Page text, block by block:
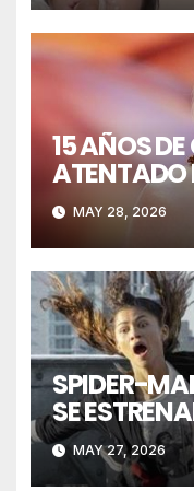
15 AÑOS DE
ATENTADO
TAYLOR
MAY 28, 2026
SPIDER-
SE
MAY 27, 2026